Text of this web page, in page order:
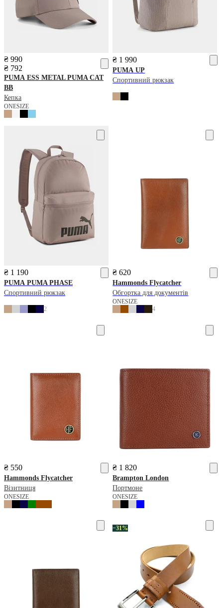
₴ 990
₴ 792
PUMA ESS METAL PUMA CAT
BB
Кепка
ONESIZE
₴ 1 990
PUMA UP
Спортивний рюкзак
₴ 1 190
PUMA PUMA PHASE
Спортивний рюкзак
2
₴ 620
Hammonds Flycatcher
Обгортка для документів
ONESIZE
4
₴ 550
Hammonds Flycatcher
Візитниця
ONESIZE
₴ 1 820
Brampton London
Портмоне
ONESIZE
−31%